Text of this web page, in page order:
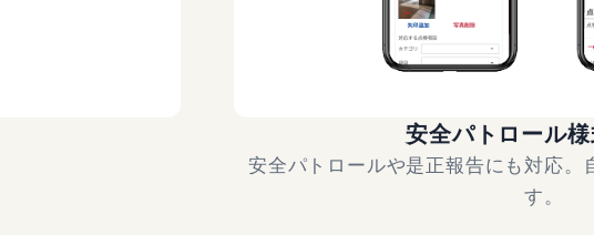
安全パトロール
安全パトロールや是正報告にも対応。
す。